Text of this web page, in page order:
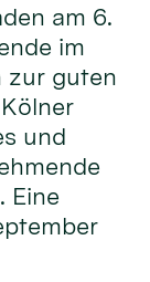
am 6.
im
zur guten
und
Eine